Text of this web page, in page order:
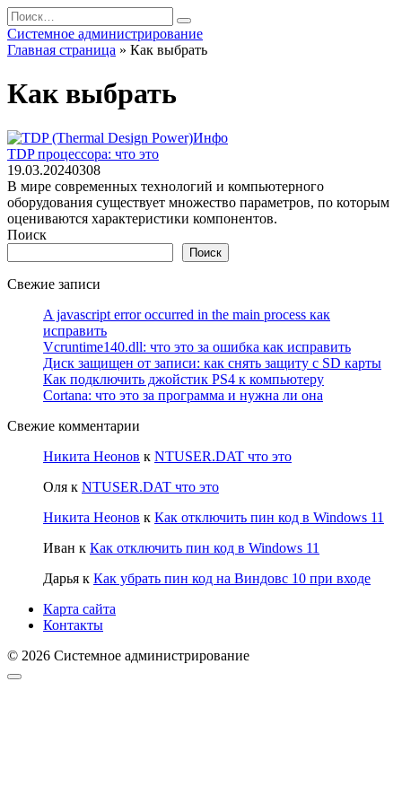
Перейти
к
содержанию
Search
for:
Системное администрирование
Главная страница » Как выбрать
Как выбрать
Инфо
TDP процессора: что это
19.03.20240308
В мире современных технологий и компьютерного
оборудования существует множество параметров, по которым
оцениваются характеристики компонентов.
Поиск
Поиск
Свежие записи
A javascript error occurred in the main process как
исправить
Vcruntime140.dll: что это за ошибка как исправить
Диск защищен от записи: как снять защиту с SD карты
Как подключить джойстик PS4 к компьютеру
Cortana: что это за программа и нужна ли она
Свежие комментарии
Никита Неонов к NTUSER.DAT что это
Оля к NTUSER.DAT что это
Никита Неонов к Как отключить пин код в Windows 11
Иван к Как отключить пин код в Windows 11
Дарья к Как убрать пин код на Виндовс 10 при входе
Карта сайта
Контакты
© 2026 Системное администрирование